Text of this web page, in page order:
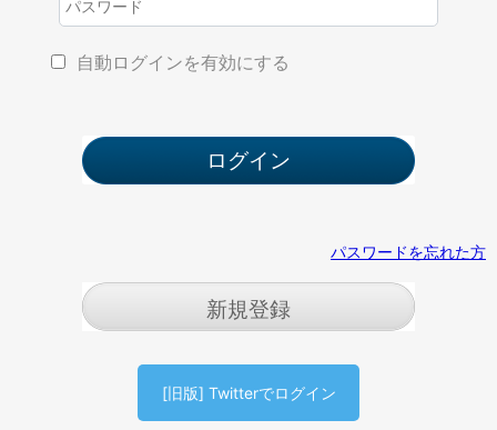
自動ログインを有効にする
パスワードを忘れた方
新規登録
[旧版] Twitterでログイン